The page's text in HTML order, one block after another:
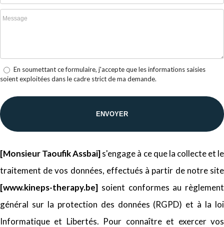
En soumettant ce formulaire, j'accepte que les informations saisies
soient exploitées dans le cadre strict de ma demande.
[Monsieur Taoufik Assbai]s'engage à ce que la collecte et le
traitement de vos données, effectués à partir de notre site
[www.kineps-therapy.be] soient conformes au règlement
général sur la protection des données (RGPD) et à la loi
Informatique et Libertés. Pour connaître et exercer vos